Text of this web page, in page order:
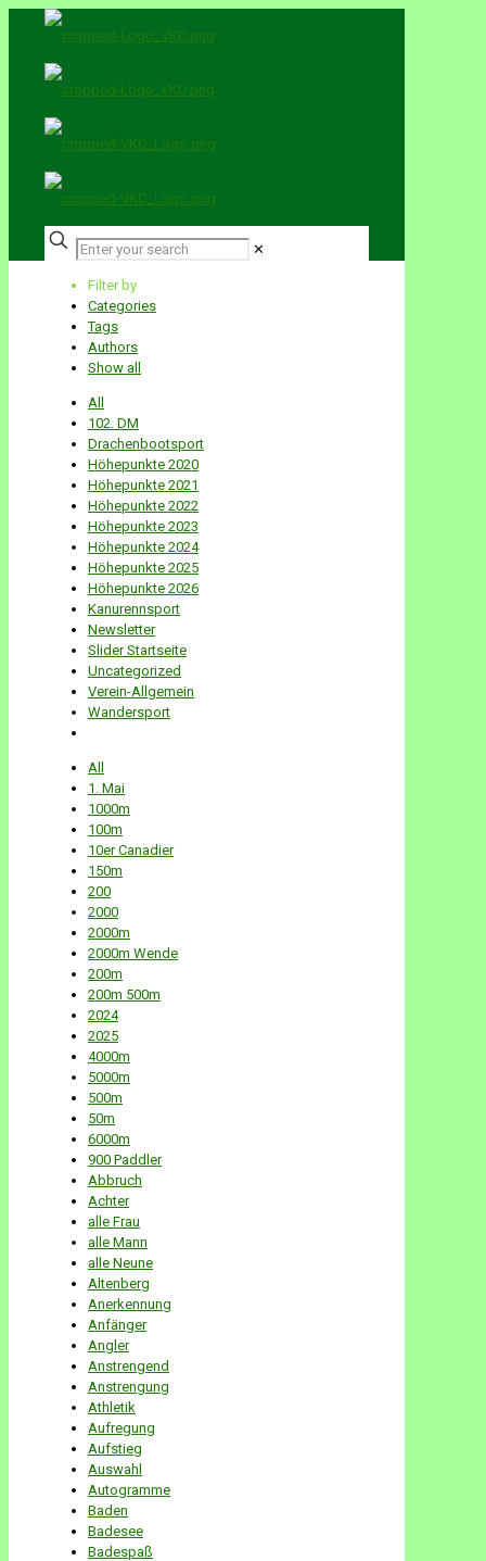
✕
Filter by
Categories
Tags
Authors
Show all
All
102. DM
Drachenbootsport
Höhepunkte 2020
Höhepunkte 2021
Höhepunkte 2022
Höhepunkte 2023
Höhepunkte 2024
Höhepunkte 2025
Höhepunkte 2026
Kanurennsport
Newsletter
Slider Startseite
Uncategorized
Verein-Allgemein
Wandersport
All
1. Mai
1000m
100m
10er Canadier
150m
200
2000
2000m
2000m Wende
200m
200m 500m
2024
2025
4000m
5000m
500m
50m
6000m
900 Paddler
Abbruch
Achter
alle Frau
alle Mann
alle Neune
Altenberg
Anerkennung
Anfänger
Angler
Anstrengend
Anstrengung
Athletik
Aufregung
Aufstieg
Auswahl
Autogramme
Baden
Badesee
Badespaß